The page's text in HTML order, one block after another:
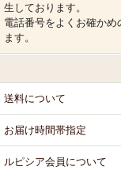
生しております。
電話番号をよくお確か
ます。
送料について
お届け時間帯指定
ルピシア会員について